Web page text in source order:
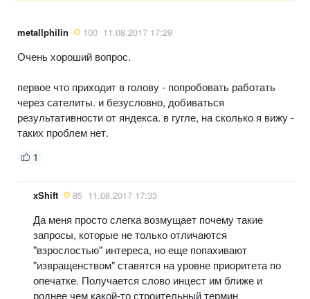
metallphilin 100 11.08.2017 17:29
Очень хороший вопрос.
первое что приходит в голову - попробовать работать
через сателиты. и безусловно, добиваться
результативности от яндекса. в гугле, на сколько я вижу -
таких проблем нет.
1
xShift 85 11.08.2017 17:33
Да меня просто слегка возмущает почему такие
запросы, которые не только отличаются
"взрослостью" интереса, но еще попахивают
"извращенством" ставятся на уровне приоритета по
опечатке. Получается слово инцест им ближе и
роднее чем какой-то строительный термин